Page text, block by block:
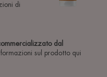
dal
sul prodotto qui
di